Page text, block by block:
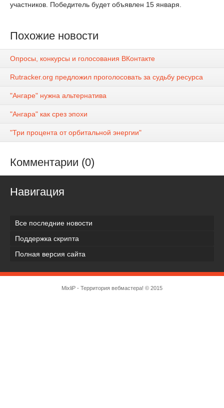
участников. Победитель будет объявлен 15 января.
Похожие новости
Опросы, конкурсы и голосования ВКонтакте
Rutracker.org предложил проголосовать за судьбу ресурса
"Ангаре" нужна альтернатива
"Ангара" как срез эпохи
"Три процента от орбитальной энергии"
Комментарии (0)
Навигация
Все последние новости
Поддержка скрипта
Полная версия сайта
MixliP - Территория вебмастера! © 2015